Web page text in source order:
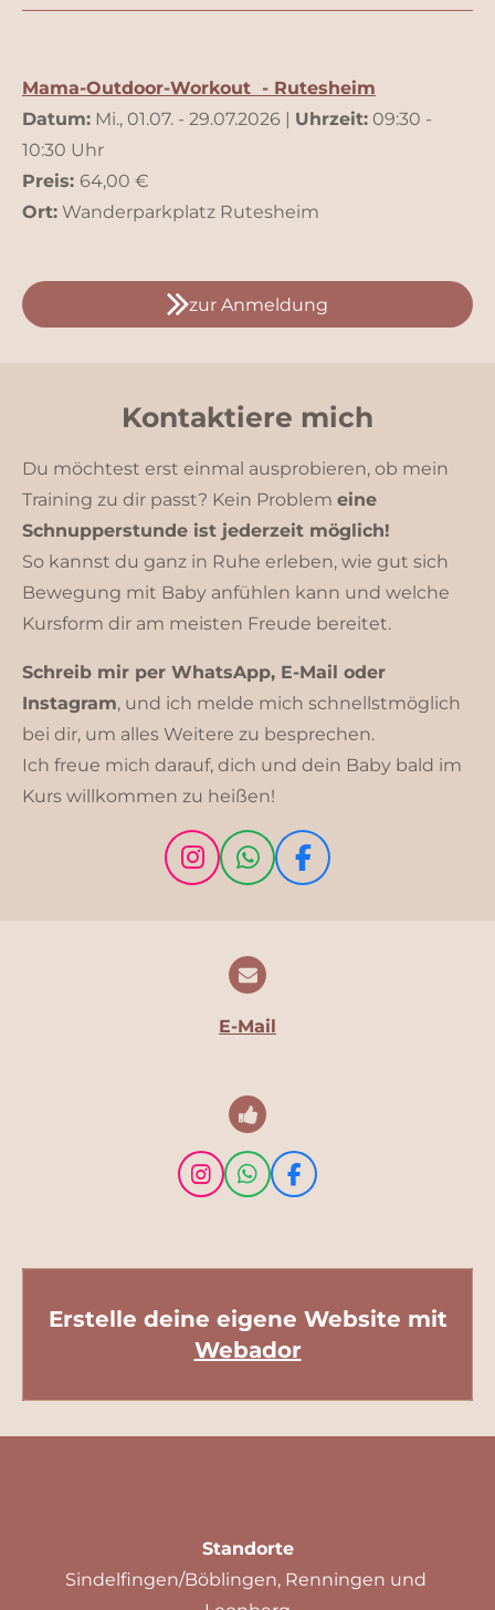
Mama-Outdoor-Workout - Rutesheim
Datum: Mi., 01.07. - 29.07.2026 | Uhrzeit: 09:30 -
10:30 Uhr
Preis: 64,00 €
Ort: Wanderparkplatz Rutesheim
zur Anmeldung
Kontaktiere mich
Du möchtest erst einmal ausprobieren, ob mein
Training zu dir passt? Kein Problem eine
Schnupperstunde ist jederzeit möglich!
So kannst du ganz in Ruhe erleben, wie gut sich
Bewegung mit Baby anfühlen kann und welche
Kursform dir am meisten Freude bereitet.
Schreib mir per WhatsApp, E-Mail oder
Instagram, und ich melde mich schnellstmöglich
bei dir, um alles Weitere zu besprechen.
Ich freue mich darauf, dich und dein Baby bald im
Kurs willkommen zu heißen!
I
W
s
A
p
F
E-Mail
I
n
a
a
m
W
h
s
p
F
a
b
k
Erstelle deine eigene Website mit
Webador
Standorte
Sindelfingen/Böblingen, Renningen und